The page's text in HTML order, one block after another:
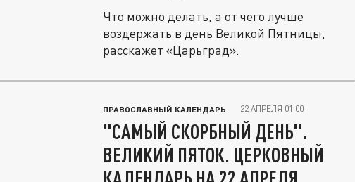
Что можно делать, а от чего лучше
воздержать в день Великой Пятницы,
расскажет «Царьград».
ПРАВОСЛАВНЫЙ КАЛЕНДАРЬ 22 АПРЕЛЯ 01:00
"САМЫЙ СКОРБНЫЙ ДЕНЬ".
ВЕЛИКИЙ ПЯТОК. ЦЕРКОВНЫЙ